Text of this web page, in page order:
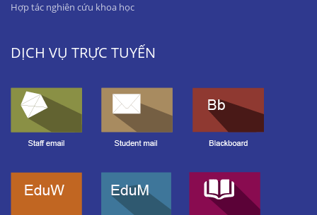
Hợp tác nghiên cứu khoa học
DỊCH VỤ TRỰC TUYẾN